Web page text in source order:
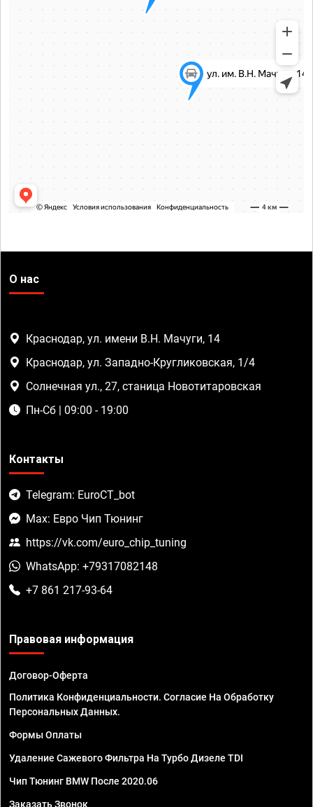
О нас
Краснодар, ул. имени В.Н. Мачуги, 14
Краснодар, ул. Западно-Кругликовская, 1/4
Солнечная ул., 27, станица Новотитаровская
Пн-Сб | 09:00 - 19:00
Контакты
Telegram: EuroCT_bot
Max: Евро Чип Тюнинг
https://vk.com/euro_chip_tuning
WhatsApp: +79317082148
+7 861 217-93-64
Правовая информация
Договор-Оферта
Политика Конфиденциальности. Согласие На Обработку
Персональных Данных.
Формы Оплаты
Удаление Сажевого Фильтра На Турбо Дизеле TDI
Чип Тюнинг BMW После 2020.06
Заказать Звонок